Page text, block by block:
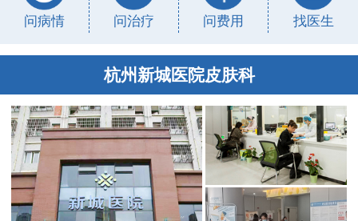
问病情 问治疗 问费用 找医生
杭州新城医院皮肤科